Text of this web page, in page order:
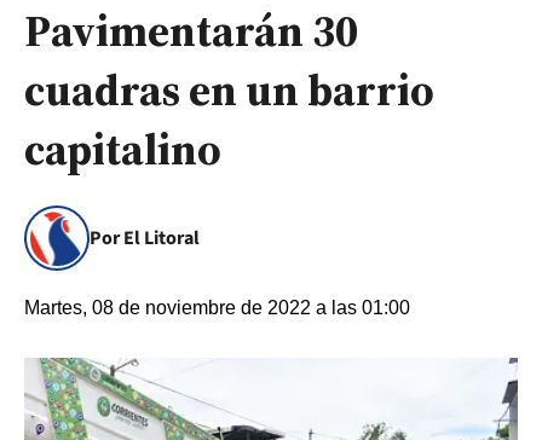
Pavimentarán 30
cuadras en un barrio
capitalino
Por El Litoral
Martes, 08 de noviembre de 2022 a las 01:00